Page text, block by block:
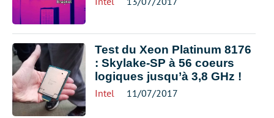
Test du Xeon Platinum 8176
: Skylake-SP à 56 coeurs
logiques jusqu’à 3,8 GHz !
Intel 11/07/2017